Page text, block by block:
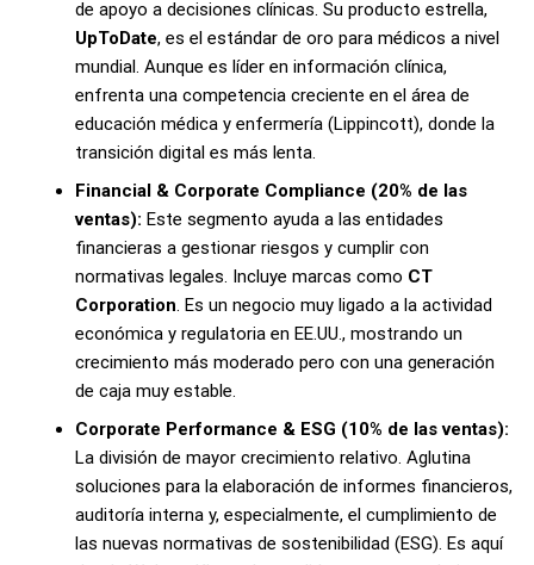
de apoyo a decisiones clínicas. Su producto estrella,
UpToDate, es el estándar de oro para médicos a nivel
mundial. Aunque es líder en información clínica,
enfrenta una competencia creciente en el área de
educación médica y enfermería (Lippincott), donde la
transición digital es más lenta.
Financial & Corporate Compliance (20% de las
ventas): Este segmento ayuda a las entidades
financieras a gestionar riesgos y cumplir con
normativas legales. Incluye marcas como CT
Corporation . Es un negocio muy ligado a la actividad
económica y regulatoria en EE.UU., mostrando un
crecimiento más moderado pero con una generación
de caja muy estable.
Corporate Performance & ESG (10% de las ventas):
La división de mayor crecimiento relativo. Aglutina
soluciones para la elaboración de informes financieros,
auditoría interna y, especialmente, el cumplimiento de
las nuevas normativas de sostenibilidad (ESG). Es aquí